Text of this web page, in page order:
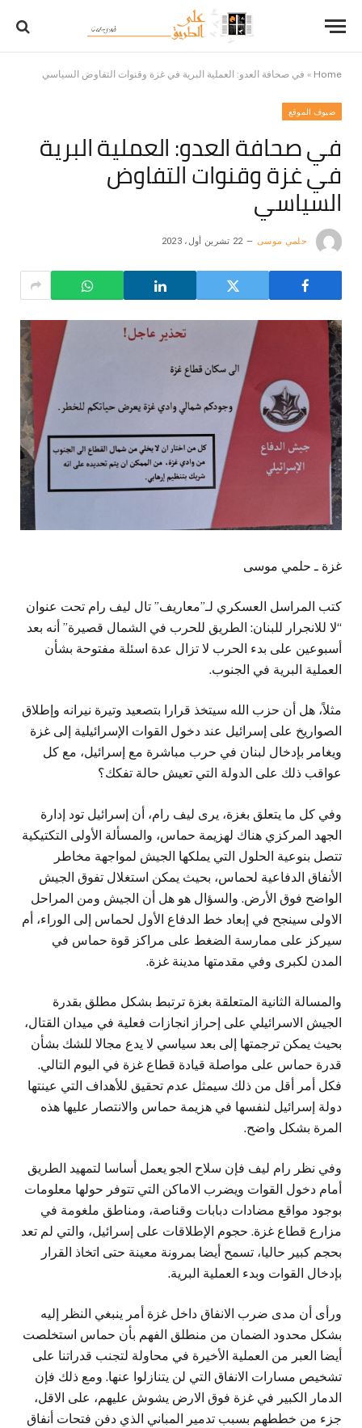
Home
» في صحافة العدو: العملية البرية في غزة وقنوات التفاوض السياسي
ضيوف الموقع
في صحافة العدو: العملية البرية
في غزة وقنوات التفاوض
السياسي
حلمي موسى 22 تشرين أول، 2023
غزة ـ حلمي موسى
كتب المراسل العسكري لـ”معاريف” تال ليف رام تحت عنوان
“لا للانجرار للبنان: الطريق للحرب في الشمال قصيرة” أنه بعد
أسبوعين على بدء الحرب لا تزال عدة اسئلة مفتوحة بشأن
العملية البرية في الجنوب.
مثلاً، هل أن حزب الله سيتخذ قرارا بتصعيد وتيرة نيرانه وإطلاق
الصواريخ على إسرائيل عند دخول القوات الإسرائيلية إلى غزة
ويغامر بإدخال لبنان في حرب مباشرة مع إسرائيل، مع كل
عواقب ذلك على الدولة التي تعيش حالة تفكك؟
وفي كل ما يتعلق بغزة، يرى ليف رام، أن إسرائيل تود إدارة
الجهد المركزي هناك لهزيمة حماس، والمسألة الأولى التكتيكية
تتصل بنوعية الحلول التي يملكها الجيش لمواجهة مخاطر
الأنفاق الدفاعية لحماس، بحيث يمكن استغلال تفوق الجيش
الواضح فوق الأرض. والسؤال هو هل أن الجيش ومن المراحل
الاولى سينجح في إبعاد خط الدفاع الأول لحماس إلى الوراء، أم
سيركز على ممارسة الضغط على مراكز قوة حماس في
المدن لكبرى وفي مقدمتها مدينة غزة.
والمسالة الثانية المتعلقة بغزة ترتبط بشكل مطلق بقدرة
الجيش الاسرائيلي على إحراز انجازات فعلية في ميدان القتال،
بحيث يمكن ترجمتها إلى بعد سياسي لا يدع مجالا للشك بشأن
قدرة حماس على مواصلة قيادة قطاع غزة في اليوم التالي.
فكل أمر أقل من ذلك سيمثل عدم تحقيق للأهداف التي عينتها
دولة إسرائيل لنفسها في هزيمة حماس والانتصار عليها هذه
المرة بشكل واضح.
وفي نظر رام ليف فإن سلاح الجو يعمل أساسا لتمهيد الطريق
أمام دخول القوات ويضرب الاماكن التي تتوفر حولها معلومات
بوجود مواقع مضادات دبابات وقناصة، ومناطق ملغومة في
مزارع قطاع غزة. حجوم الإطلاقات على إسرائيل، والتي لم تعد
بحجم كبير حاليا، تسمح أيضا بمرونة معينة حتى اتخاذ القرار
بإدخال القوات وبدء العملية البرية.
ورأى أن مدى ضرب الانفاق داخل غزة أمر ينبغي النظر إليه
بشكل محدود الضمان من منطلق الفهم بأن حماس استخلصت
أيضا العبر من العملية الأخيرة في محاولة لتجنب قدراتنا على
تشخيص مسارات الانفاق التي لن يتنازلوا عنها. ومع ذلك فإن
الدمار الكبير في غزة فوق الارض يشوش عليهم، على الاقل،
جزء من خططهم بسبب تدمير المباني الذي دفن فتحات أنفاق